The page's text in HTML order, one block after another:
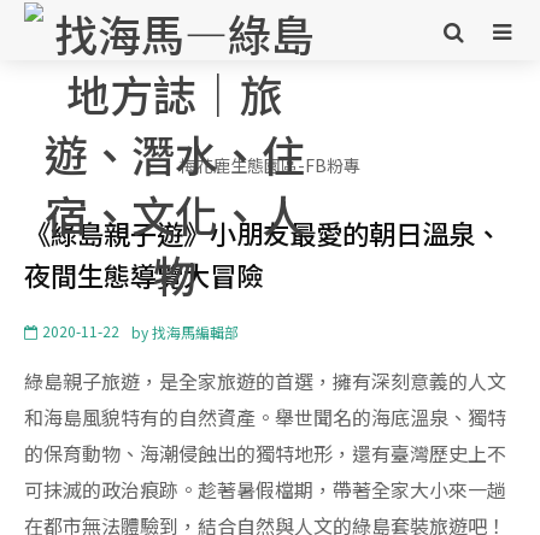
梅花鹿生態園區-FB粉專
《綠島親子遊》小朋友最愛的朝日溫泉、
夜間生態導覽大冒險
2020-11-22 by找海馬編輯部
綠島親子旅遊，是全家旅遊的首選，擁有深刻意義的人文
和海島風貌特有的自然資產。舉世聞名的海底溫泉、獨特
的保育動物、海潮侵蝕出的獨特地形，還有臺灣歷史上不
可抹滅的政治痕跡。趁著暑假檔期，帶著全家大小來一趟
在都市無法體驗到，結合自然與人文的綠島套裝旅遊吧！